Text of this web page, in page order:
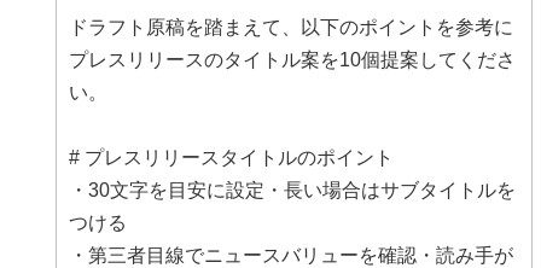
ドラフト原稿を踏まえて、以下のポイントを参考に
プレスリリースのタイトル案を10個提案してくださ
い。
# プレスリリースタイトルのポイント
・30文字を目安に設定・長い場合はサブタイトルを
つける
・第三者目線でニュースバリューを確認・読み手が